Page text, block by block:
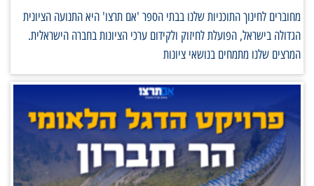
מחוברים לחינוך התוכניות שלנו בבתי הספר 'אם תרצו' היא התנועה הציונית
הגדולה בישראל, הפועלת לחיזוק ולקידום ערכי הציונות בחברה הישראלית.
המרצים שלנו מתמחים בנושאי ציונות